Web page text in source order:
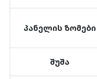
პანელის ზომები
შუშა